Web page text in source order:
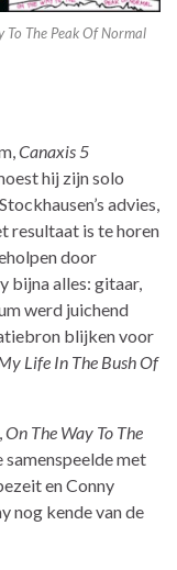
To The Peak Of Normal
Canaxis 5
hij zijn solo
advies,
resultaat is te horen
door
bijna alles: gitaar,
werd juichend
blijken voor
Life In The Bush Of
On The Way To The
samenspeelde met
en Conny
nog kende van de